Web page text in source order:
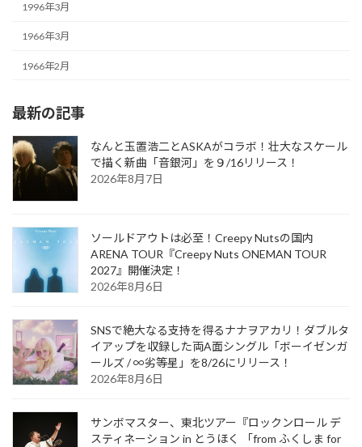
1996年3月
1966年3月
1966年2月
最新の記事
なんと玉置浩二とASKAがコラボ！壮大なスケール
で描く新曲「音銀河」を９/16リリース！
2026年8月7日
ソールドアウトは必至！Creepy Nutsの国内
ARENA TOUR『Creepy Nuts ONEMAN TOUR
2027』開催決定！
2026年8月6日
SNSで絶大なる支持を得るナナヲアカリ！ダブルタ
イアップを収録した両A面シングル「ボーイゼンガ
ールズ / ∞劣等星」を8/26にリリース！
2026年8月6日
サンボマスター、東北ツアー『ロックンロール デ
スティネーション in とうほく 「from ふくしま for